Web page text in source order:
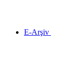
E-Arşiv